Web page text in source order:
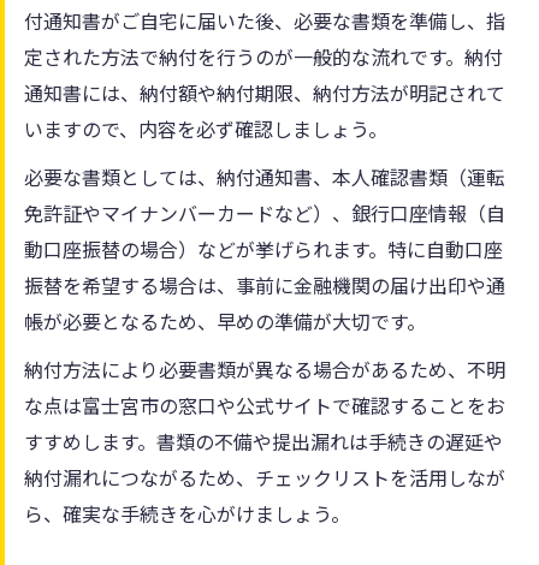
クレジットカード納付の活用ポイント
保険納付にクレジットカードを使うメリッ
ト
固定資産税や保険料のクレカ納付方法を解
説
クレジットカード納付に適した保険の種類
とは
保険納付のポイント還元や注意点をチェッ
ク
クレカ納付で便利な保険支払いを実現する
方法
豊富な納付法から選ぶ保険料の支払い術
保険料支払い方法を比較して最適化するコ
ツ
付通知書がご自宅に届いた後、必要な書類を準備し、指
定された方法で納付を行うのが一般的な流れです。納付
通知書には、納付額や納付期限、納付方法が明記されて
いますので、内容を必ず確認しましょう。
必要な書類としては、納付通知書、本人確認書類（運転
免許証やマイナンバーカードなど）、銀行口座情報（自
動口座振替の場合）などが挙げられます。特に自動口座
振替を希望する場合は、事前に金融機関の届け出印や通
帳が必要となるため、早めの準備が大切です。
納付方法により必要書類が異なる場合があるため、不明
な点は富士宮市の窓口や公式サイトで確認することをお
すすめします。書類の不備や提出漏れは手続きの遅延や
納付漏れにつながるため、チェックリストを活用しなが
ら、確実な手続きを心がけましょう。